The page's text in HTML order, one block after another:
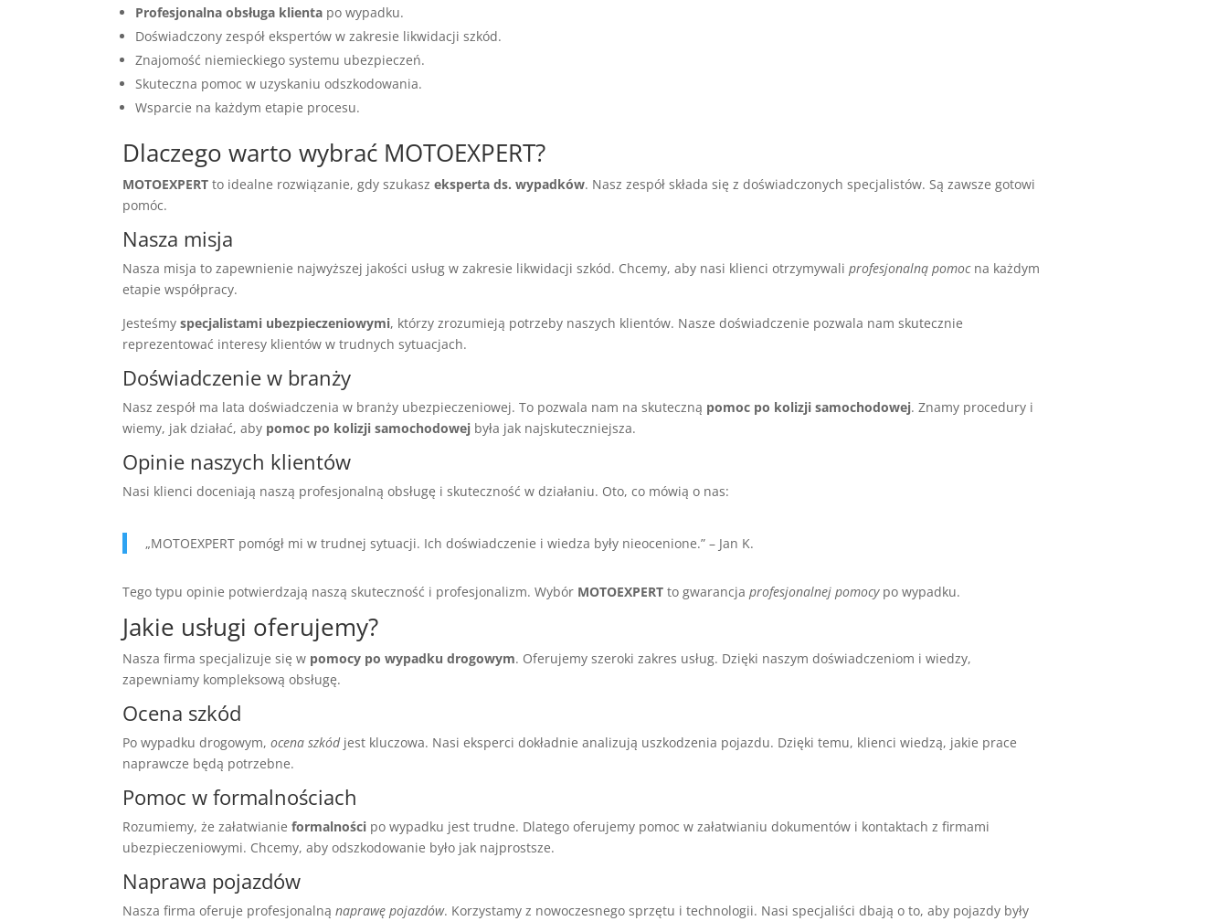
Profesjonalna obsługa klienta po wypadku.
Doświadczony zespół ekspertów w zakresie likwidacji szkód.
Znajomość niemieckiego systemu ubezpieczeń.
Skuteczna pomoc w uzyskaniu odszkodowania.
Wsparcie na każdym etapie procesu.
Dlaczego warto wybrać MOTOEXPERT?
MOTOEXPERT to idealne rozwiązanie, gdy szukaszeksperta ds. wypadków. Nasz zespół składa się z doświadczonych specjalistów. Są zawsze gotowi
pomóc.
Nasza misja
Nasza misja to zapewnienie najwyższej jakości usług w zakresie likwidacji szkód. Chcemy, aby nasi klienci otrzymywaliprofesjonalną pomocna każdym
etapie współpracy.
Jesteśmyspecjalistami ubezpieczeniowymi, którzy zrozumieją potrzeby naszych klientów. Nasze doświadczenie pozwala nam skutecznie
reprezentować interesy klientów w trudnych sytuacjach.
Doświadczenie w branży
Nasz zespół ma lata doświadczenia w branży ubezpieczeniowej. To pozwala nam na skuteczną pomoc po kolizji samochodowej. Znamy procedury i
wiemy, jak działać, aby pomoc po kolizji samochodowej była jak najskuteczniejsza.
Opinie naszych klientów
Nasi klienci doceniają naszą profesjonalną obsługę i skuteczność w działaniu. Oto, co mówią o nas:
„MOTOEXPERT pomógł mi w trudnej sytuacji. Ich doświadczenie i wiedza były nieocenione.” – Jan K.
Tego typu opinie potwierdzają naszą skuteczność i profesjonalizm. Wybór MOTOEXPERT to gwarancjaprofesjonalnej pomocypo wypadku.
Jakie usługi oferujemy?
Nasza firma specjalizuje się w pomocy po wypadku drogowym. Oferujemy szeroki zakres usług. Dzięki naszym doświadczeniom i wiedzy,
zapewniamy kompleksową obsługę.
Ocena szkód
Po wypadku drogowym,ocena szkódjest kluczowa. Nasi eksperci dokładnie analizują uszkodzenia pojazdu. Dzięki temu, klienci wiedzą, jakie prace
naprawcze będą potrzebne.
Pomoc w formalnościach
Rozumiemy, że załatwianieformalności po wypadku jest trudne. Dlatego oferujemy pomoc w załatwianiu dokumentów i kontaktach z firmami
ubezpieczeniowymi. Chcemy, aby odszkodowanie było jak najprostsze.
Naprawa pojazdów
Nasza firma oferuje profesjonalnąnaprawę pojazdów. Korzystamy z nowoczesnego sprzętu i technologii. Nasi specjaliści dbają o to, aby pojazdy były